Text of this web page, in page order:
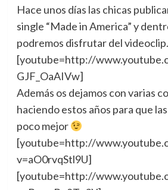
Hace unos días las chicas
single “Made in America” y
podremos disfrutar del videoclip.
[youtube=http://
GJF_OaAIVw]
Además os dejamos con varias
haciendo estos años para que
poco mejor
[youtube=http://
v=aO0rvqStl9U]
[youtube=http://